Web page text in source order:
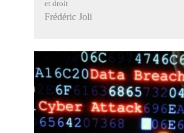
et droit
Frédéric Joli